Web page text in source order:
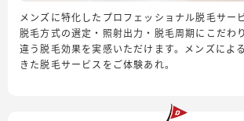
メンズに特化したプロフェッショナル脱毛サー
脱毛方式の選定・照射出力・脱毛周期にこだわ
違う脱毛効果を実感いただけます。メンズによ
きた脱毛サービスをご体験あれ。